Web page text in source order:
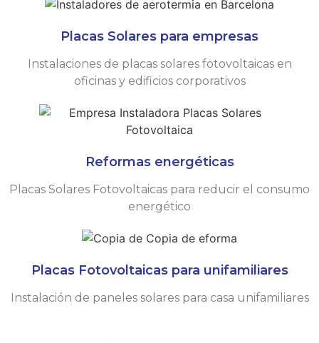
Placas Solares para empresas
Instalaciones de placas solares fotovoltaicas en
oficinas y edificios corporativos
Reformas energéticas
Placas Solares Fotovoltaicas para reducir el consumo
energético
Placas Fotovoltaicas para unifamiliares
Instalación de paneles solares para casa unifamiliares